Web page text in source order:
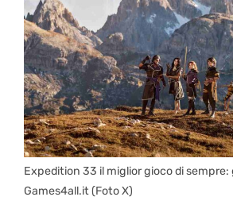
Expedition 33 il miglior gioco di
Games4all.it (Foto X)